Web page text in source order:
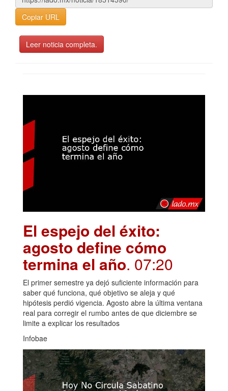
Copiar URL
Leer noticia completa.
El espejo del éxito:
agosto define cómo
termina el año. 07:20
El primer semestre ya dejó suficiente información para
saber qué funciona, qué objetivo se aleja y qué
hipótesis perdió vigencia. Agosto abre la última ventana
real para corregir el rumbo antes de que diciembre se
limite a explicar los resultados
Infobae